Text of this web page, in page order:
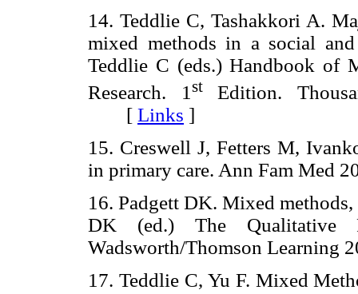
14. Teddlie C, Tashakkori A.
mixed methods in a social
Teddlie C (eds.) Handbook of
Research. 1 stEdition.
[ Links ]
15. Creswell J, Fetters M,
in primary care. Ann Fam
16. Padgett DK. Mixed
DK (ed.) The Qualitative
Wadsworth/Thomson
17. Teddlie C, Yu F. Mixed